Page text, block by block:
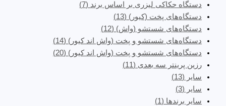
دستگاه حکاکی لیزری بر اساس برند (7)
دستگاه‌های پخت (کیور) (13)
دستگاه‌های شستشو (واش) (12)
دستگاه‌های شستشو و پخت (واش اند کیور) (14)
دستگاه‌های شستشو و پخت (واش اند کیور) (20)
رزین پرینتر سه بعدی (11)
سایر (13)
سایر (3)
سایر برندها (1)